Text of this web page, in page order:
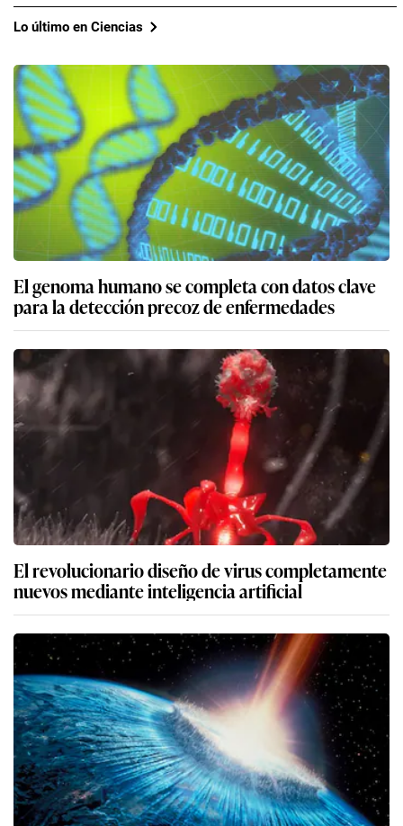
Lo último en Ciencias
El genoma humano se completa con datos clave
para la detección precoz de enfermedades
El revolucionario diseño de virus completamente
nuevos mediante inteligencia artificial